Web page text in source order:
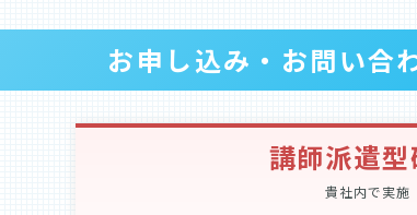
お申し込み・お問い合
講師派遣型
貴社内で実施